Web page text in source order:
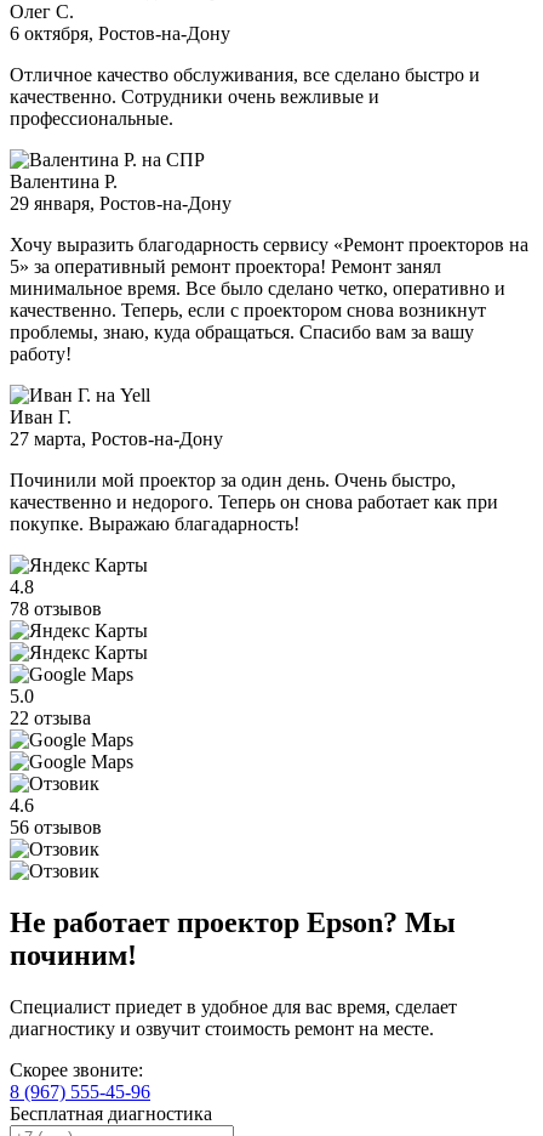
Олег С.
6 октября, Ростов-на-Дону
Отличное качество обслуживания, все сделано быстро и
качественно. Сотрудники очень вежливые и
профессиональные.
Валентина Р.
29 января, Ростов-на-Дону
Хочу выразить благодарность сервису «Ремонт проекторов на
5» за оперативный ремонт проектора! Ремонт занял
минимальное время. Все было сделано четко, оперативно и
качественно. Теперь, если с проектором снова возникнут
проблемы, знаю, куда обращаться. Спасибо вам за вашу
работу!
Иван Г.
27 марта, Ростов-на-Дону
Починили мой проектор за один день. Очень быстро,
качественно и недорого. Теперь он снова работает как при
покупке. Выражаю благадарность!
4.8
78 отзывов
5.0
22 отзыва
4.6
56 отзывов
Не работает проектор Epson? Мы
починим!
Специалист приедет в удобное для вас время, сделает
диагностику и озвучит стоимость ремонт на месте.
Скорее звоните:
8 (967) 555-45-96
Бесплатная диагностика